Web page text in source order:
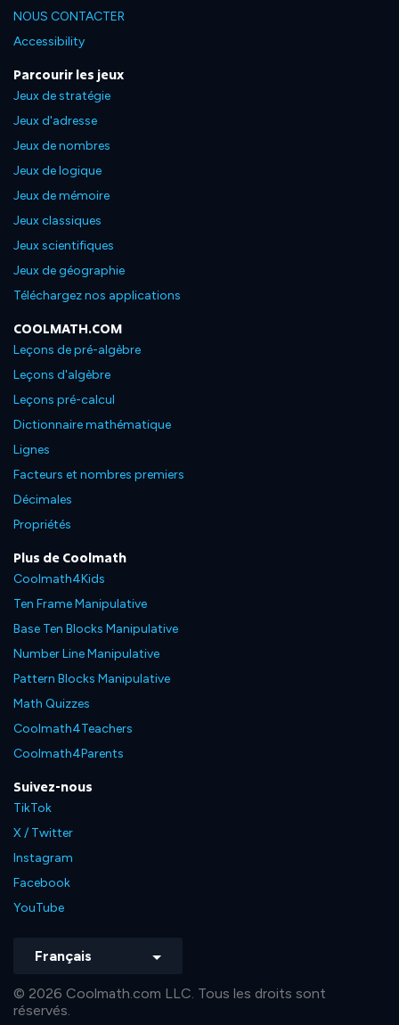
NOUS CONTACTER
Accessibility
Parcourir les jeux
Jeux de stratégie
Jeux d'adresse
Jeux de nombres
Jeux de logique
Jeux de mémoire
Jeux classiques
Jeux scientifiques
Jeux de géographie
Téléchargez nos applications
COOLMATH.COM
Leçons de pré-algèbre
Leçons d'algèbre
Leçons pré-calcul
Dictionnaire mathématique
Lignes
Facteurs et nombres premiers
Décimales
Propriétés
Plus de Coolmath
Coolmath4Kids
Ten Frame Manipulative
Base Ten Blocks Manipulative
Number Line Manipulative
Pattern Blocks Manipulative
Math Quizzes
Coolmath4Teachers
Coolmath4Parents
Suivez-nous
TikTok
X / Twitter
Instagram
Facebook
YouTube
Français
© 2026 Coolmath.com LLC. Tous les droits sont
réservés.